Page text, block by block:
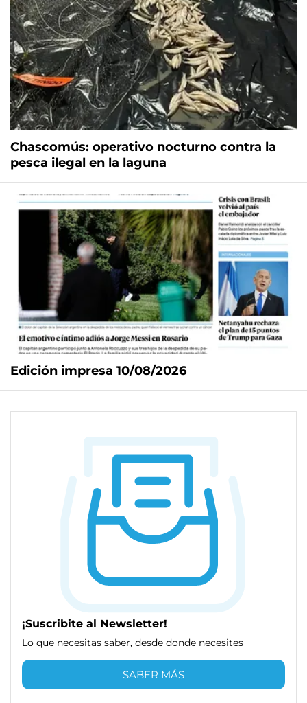
Chascomús: operativo nocturno contra la
pesca ilegal en la laguna
Edición impresa 10/08/2026
¡Suscribite al Newsletter!
Lo que necesitas saber, desde donde necesites
SABER MÁS